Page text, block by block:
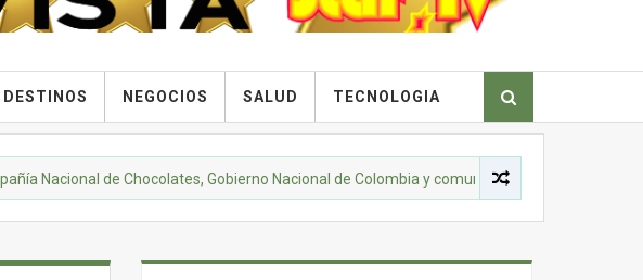
DESTINOS NEGOCIOS SALUD TECNOLOGIA
de Chocolates, Gobierno Nacional de Colombia y comunidades campesinas lanzan